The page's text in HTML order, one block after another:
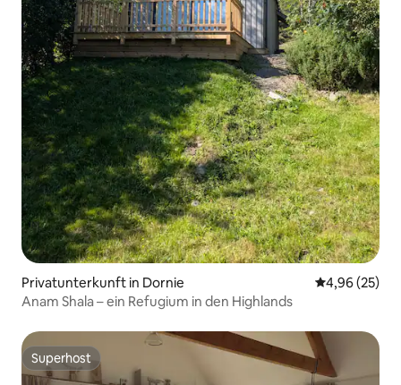
Privatunterkunft in Dornie
4,96 (25)
Anam Shala – ein Refugium in den Highlands
Superhost
Superhost